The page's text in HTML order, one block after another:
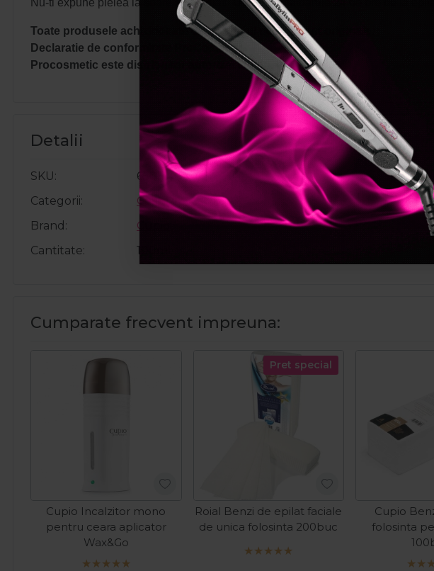
Toate produsele achizitionate de pe site-ul nostru sunt originale.
Declaratie de conformitate ProCosmetic.
Procosmetic este distribuitor autorizat Cupio.
Detalii
SKU
6503
Categorii
Ceara aplicator
Brand
Cupio
Cantitate
100ml
Cumparate frecvent impreuna:
Cupio Incalzitor mono
pentru ceara aplicator
Wax&Go
Pret special
Roial Benzi de epilat faciale
de unica folosinta 200buc
Cupio
folosinta